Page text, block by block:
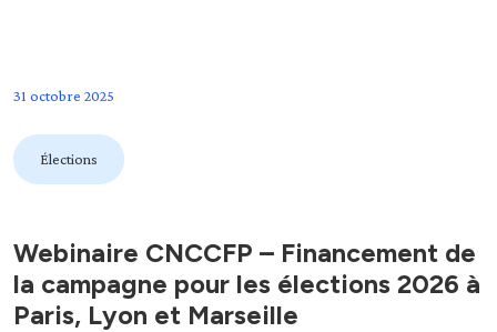
31 octobre 2025
Élections
Webinaire CNCCFP – Financement de
la campagne pour les élections 2026 à
Paris, Lyon et Marseille